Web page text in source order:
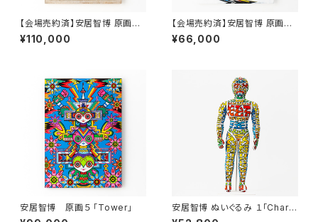
【会場売約済】安居智博 原画３
「発泡スチロール」
¥110,000
【会場売約済】安居智博 原画４
「蜃気楼 〈大津絵〉」
¥66,000
安居智博 原画５ 「Tower」
安居智博 ぬいぐるみ １「Chara
cter Character」